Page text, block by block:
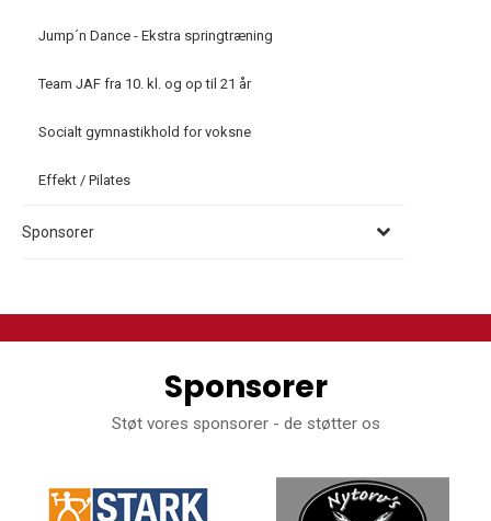
Jump´n Dance - Ekstra springtræning
Team JAF fra 10. kl. og op til 21 år
Socialt gymnastikhold for voksne
Effekt / Pilates
Sponsorer
Sponsorer
Støt vores sponsorer - de støtter os